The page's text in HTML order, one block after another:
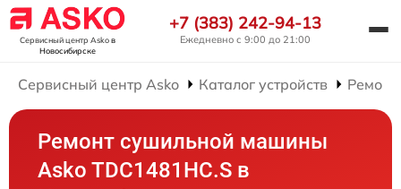
Сервисный центр Askoв
Новосибирске
+7 (383) 242-94-13
Ежедневно с 9:00 до 21:00
Сервисный центр Asko Каталог устройств
Ремонт сушильной машины
Asko TDC1481HC.S в